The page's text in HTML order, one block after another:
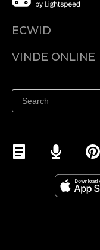
ECWID
Prețuri
VINDE ONLINE
Vinde pe Facebook
Vinde pe Instagram